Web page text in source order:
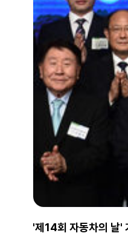
'제14회 자동차의 날'